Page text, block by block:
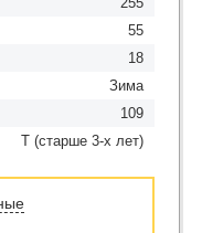
55
18
Зима
109
T (старше 3-х лет)